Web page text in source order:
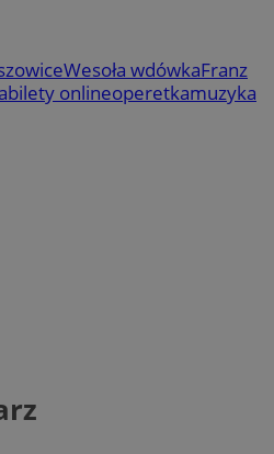
Wesoła wdówkaFranz
bilety onlineoperetkamuzyka